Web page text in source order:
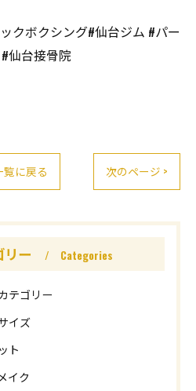
クボクシング#仙台ジム #パー
仙台接骨院
覧に戻る 次のページ >
リー Categories
テゴリー
イズ
ト
イク